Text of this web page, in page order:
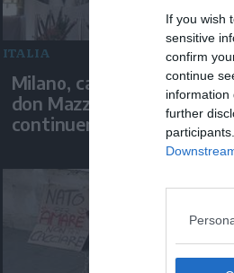
If you wish
sensitive
confirm
continue
information
further
ITALIA
Milano, camera ardente
don Mazzi. "La sua eredità
continuerà"